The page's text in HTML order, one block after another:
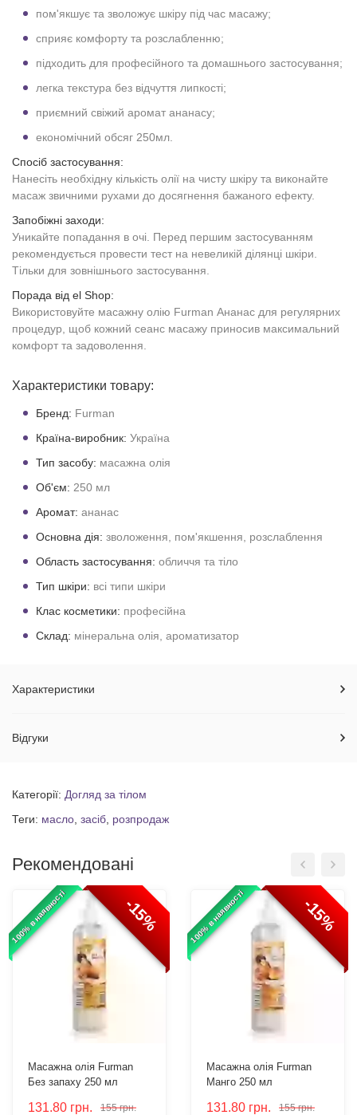
пом'якшує та зволожує шкіру під час масажу;
сприяє комфорту та розслабленню;
підходить для професійного та домашнього застосування;
легка текстура без відчуття липкості;
приємний свіжий аромат ананасу;
економічний обсяг 250мл.
Спосіб застосування:
Нанесіть необхідну кількість олії на чисту шкіру та виконайте
масаж звичними рухами до досягнення бажаного ефекту.
Запобіжні заходи:
Уникайте попадання в очі. Перед першим застосуванням
рекомендується провести тест на невеликій ділянці шкіри.
Тільки для зовнішнього застосування.
Порада від el Shop:
Використовуйте масажну олію Furman Ананас для регулярних
процедур, щоб кожний сеанс масажу приносив максимальний
комфорт та задоволення.
Характеристики товару:
Бренд: Furman
Країна-виробник: Україна
Тип засобу: масажна олія
Об'єм: 250 мл
Аромат: ананас
Основна дія: зволоження, пом'якшення, розслаблення
Область застосування: обличчя та тіло
Тип шкіри: всі типи шкіри
Клас косметики: професійна
Склад: мінеральна олія, ароматизатор
Характеристики
Відгуки
Категорії: Догляд за тілом
Теги: масло засіб розпродаж
Рекомендовані
100% в наявності -15%
Масажна олія Furman
Без запаху 250 мл
131.80 грн. 155 грн.
100% в наявності -15%
Масажна олія Furman
Манго 250 мл
131.80 грн. 155 грн.